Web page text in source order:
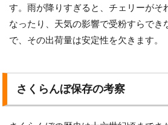
す。雨が降りすぎると、チェリーがそ
なったり、天気の影響で受粉すらでき
で、その出荷量は安定性を欠きます。
さくらんぼ保存の考察